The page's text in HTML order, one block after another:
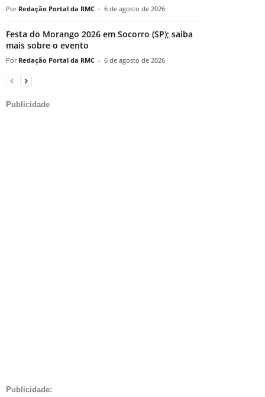
Redação Portal da RMC - 6 de agosto de 2026
Festa do Morango 2026 em Socorro (SP); saiba
mais sobre o evento
Redação Portal da RMC - 6 de agosto de 2026
Publicidade
Publicidade: